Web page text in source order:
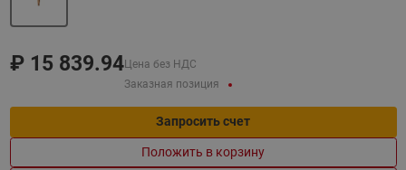
₽ 15 839.94Цена без НДС
Заказная позиция
Запросить счет
Положить в корзину